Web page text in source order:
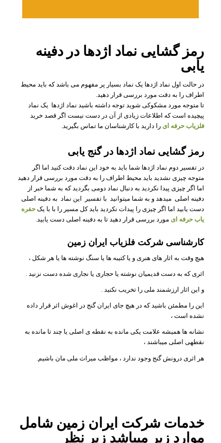
رمز گشایی نماد اژدها در دفینه
یابی
در حالت اول نماد اژدها یک نماد بسیار پر مفهوم می باشد که باید محیط
اطراف را به دقت مورد بررسی قرار دهید.
تا متوجه مورد مشکوکی شوید توجه داشته باشید نماد اژدها یک نماد
پیچیده است که اطلاعات زیادی از آن در دست نیست اگر قصد خرید
فلزیاب حرفه ای را دارید با کارشناسان ما تماس بگیرید.
رمز گشایی نماد اژدها در گنج یابی
در تفسیر دوم نماد اژدها شما باید به خود این نماد دقت کنید اما اگر
متوجه چیزی نشدید باید محیط اطراف را به دقت مورد بررسی قرار دهید
اما اگر چیزی پیدا نکردید به دنبال نماد دومی بگردید که به شما خبر از
دفینه اصلی میدهد و به شما میتوانید با تفسیر این نماد به دفینه اصلی
دست یابید اما اگر چیزی را پیدات نکردید باید کل مسیر را با با یک حفره
یاب حرفه ای مورد بررسی قرار دهید تا به دفینه اصلی دست یابید.
کارشناسی شرکت فلزیاب ایران زمین
هیچ وقت به اثار های هنری و یا کتیبه ها یا سنگ نوشته ها یا هر شکل ،
اثری که به دست قدیمیان نوشته یا حجاری یا نجاری شده دست نزنید .
و این اثار ارزشمند ملی را تخریب نکنید .
این را مطمئن باشید که در هیچ جای ایران گنج در اغوش اثر قرار داده
نشده است ،
نشانه ها همیشه علامت یکی مانده به نقطه ی اصلی یا چند تا مانده به
نقطهی اصلی میباشند ،
هر اثری درونش گنج وجود ندارد ، مواظب میراث ملی مان باشیم.
خدمات شرکت ایران زمین شامل
موارد زیر میباشد زیر نظر